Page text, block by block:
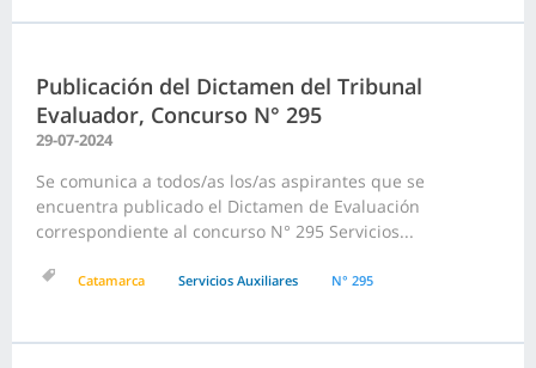
Publicación del Dictamen del Tribunal
Evaluador, Concurso N° 295
29-07-2024
Se comunica a todos/as los/as aspirantes que se
encuentra publicado el Dictamen de Evaluación
correspondiente al concurso N° 295 Servicios...
Catamarca Servicios Auxiliares N° 295